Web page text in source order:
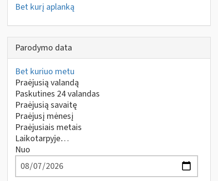
Bet kurį aplanką
Parodymo data
Bet kuriuo metu
Praėjusią valandą
Paskutines 24 valandas
Praėjusią savaitę
Praėjusį mėnesį
Praėjusiais metais
Laikotarpyje…
Nuo